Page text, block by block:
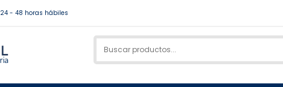
- 48 horas hábiles